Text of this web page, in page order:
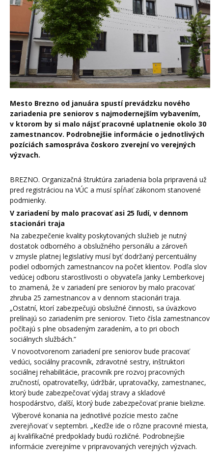
Mesto Brezno od januára spustí prevádzku nového
zariadenia pre seniorov s najmodernejším vybavením,
v ktorom by si malo nájsť pracovné uplatnenie okolo 30
zamestnancov. Podrobnejšie informácie o jednotlivých
pozíciách samospráva čoskoro zverejní vo verejných
výzvach.
BREZNO. Organizačná štruktúra zariadenia bola pripravená už
pred registráciou na VÚC a musí spĺňať zákonom stanovené
podmienky.
V zariadení by malo pracovať asi 25 ľudí, v dennom
stacionári traja
Na zabezpečenie kvality poskytovaných služieb je nutný
dostatok odborného a obslužného personálu a zároveň
v zmysle platnej legislatívy musí byť dodržaný percentuálny
podiel odborných zamestnancov na počet klientov. Podľa slov
vedúcej odboru starostlivosti o obyvateľa Janky Lemberkovej
to znamená, že v zariadení pre seniorov by malo pracovať
zhruba 25 zamestnancov a v dennom stacionári traja.
„Ostatní, ktorí zabezpečujú obslužné činnosti, sa úväzkovo
prelínajú so zariadením pre seniorov. Tieto čísla zamestnancov
počítajú s plne obsadeným zaradením, a to pri oboch
sociálnych službách.“
V novootvorenom zariadení pre seniorov bude pracovať
vedúci, sociálny pracovník, zdravotné sestry, inštruktori
sociálnej rehabilitácie, pracovník pre rozvoj pracovných
zručností, opatrovateľky, údržbár, upratovačky, zamestnanec,
ktorý bude zabezpečovať výdaj stravy a skladové
hospodárstvo, ďalší, ktorý bude zabezpečovať pranie bielizne.
Výberové konania na jednotlivé pozície mesto začne
zverejňovať v septembri. „Keďže ide o rôzne pracovné miesta,
aj kvalifikačné predpoklady budú rozličné. Podrobnejšie
informácie zverejníme v pripravovaných verejných výzvach.